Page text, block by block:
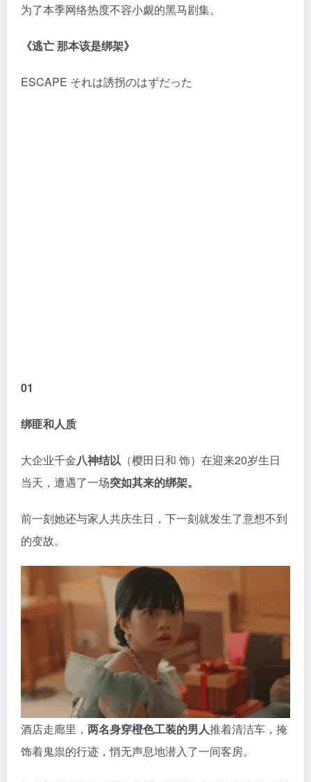
为了本季网络热度不容小觑的黑马剧集。
《逃亡 那本该是绑架》
ESCAPE それは誘拐のはずだった
01
绑匪和人质
大企业千金八神结以 （樱田日和 饰）在迎来20岁生日
当天，遭遇了一场突如其来的绑架。
前一刻她还与家人共庆生日，下一刻就发生了意想不到
的变故。
酒店走廊里， 两名身穿橙色工装的男人推着清洁车，掩
饰着鬼祟的行迹，悄无声息地潜入了一间客房。